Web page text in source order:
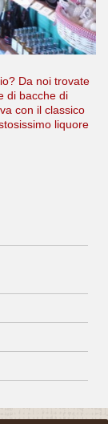
Da noi trovate
di bacche di
con il classico
liquore